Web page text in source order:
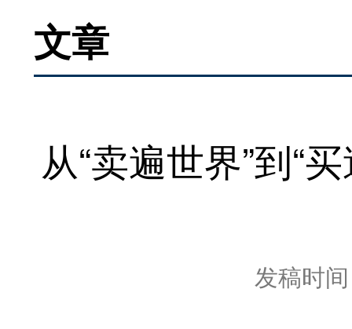
文章
从“卖遍世界”到“
发稿时